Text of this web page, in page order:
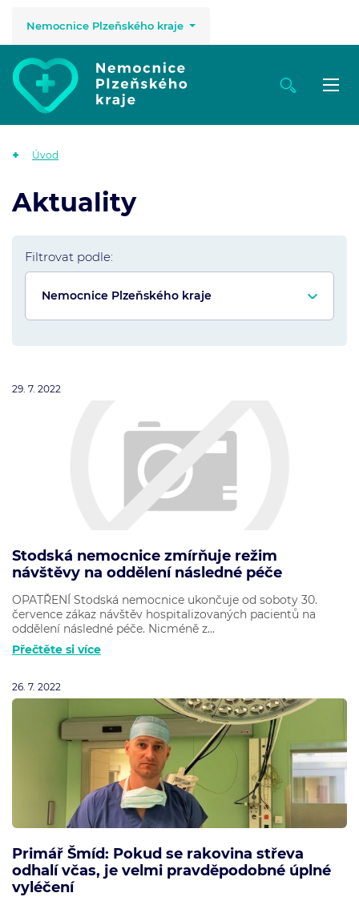
Nemocnice Plzeňského kraje
Úvod
Aktuality
Filtrovat podle:
29. 7. 2022
Stodská nemocnice zmírňuje režim
návštěvy na oddělení následné péče
OPATŘENÍ Stodská nemocnice ukončuje od soboty 30.
července zákaz návštěv hospitalizovaných pacientů na
oddělení následné péče. Nicméně z...
Přečtěte si více
26. 7. 2022
Primář Šmíd: Pokud se rakovina střeva
odhalí včas, je velmi pravděpodobné úplné
vyléčení